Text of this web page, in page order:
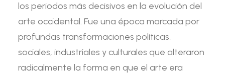
los periodos más decisivos en la evolución del
arte occidental. Fue una época marcada por
profundas transformaciones políticas,
sociales, industriales y culturales que alteraron
radicalmente la forma en que el arte era